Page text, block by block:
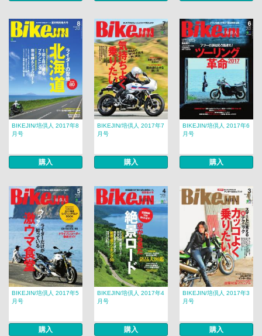
BIKEJIN/培倶人 2017年8
月号
購入
BIKEJIN/培倶人 2017年7
月号
購入
BIKEJIN/培倶人 2017年6
月号
購入
BIKEJIN/培倶人 2017年5
月号
購入
BIKEJIN/培倶人 2017年4
月号
購入
BIKEJIN/培倶人 2017年3
月号
購入